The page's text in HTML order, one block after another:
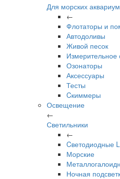
Для морских
←
Флотаторы и
Автодоливы
Живой песок
Измерительное
Озонаторы
Аксессуары
Тесты
Cкиммеры
Освещение
←
Светильники
←
Cветодиодные
Морские
Ночная